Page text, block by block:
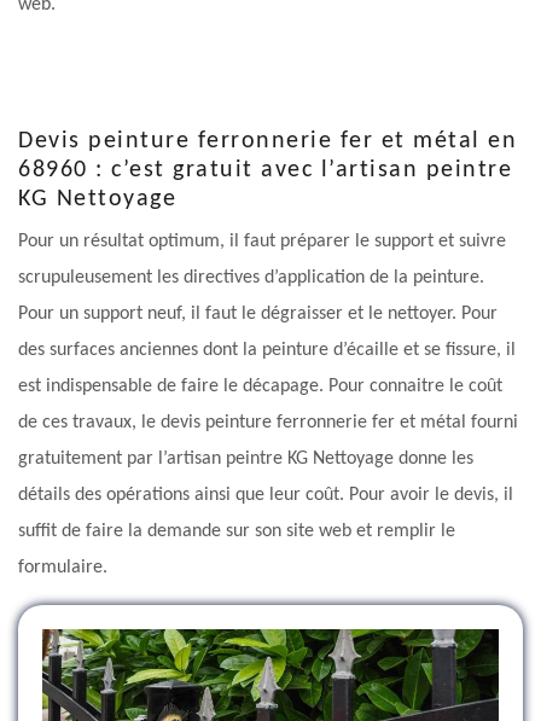
web.
Devis peinture ferronnerie fer et métal en
68960 : c’est gratuit avec l’artisan peintre
KG Nettoyage
Pour un résultat optimum, il faut préparer le support et suivre
scrupuleusement les directives d’application de la peinture.
Pour un support neuf, il faut le dégraisser et le nettoyer. Pour
des surfaces anciennes dont la peinture d’écaille et se fissure, il
est indispensable de faire le décapage. Pour connaitre le coût
de ces travaux, le devis peinture ferronnerie fer et métal fourni
gratuitement par l’artisan peintre KG Nettoyage donne les
détails des opérations ainsi que leur coût. Pour avoir le devis, il
suffit de faire la demande sur son site web et remplir le
formulaire.